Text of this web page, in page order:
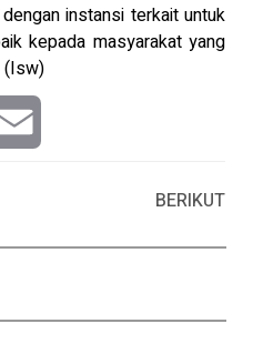
instansi terkait untuk
kepada masyarakat yang
(Isw)
BERIKUT